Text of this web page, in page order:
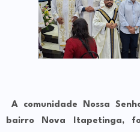
A comunidade Nossa
bairro Nova Itapetinga,